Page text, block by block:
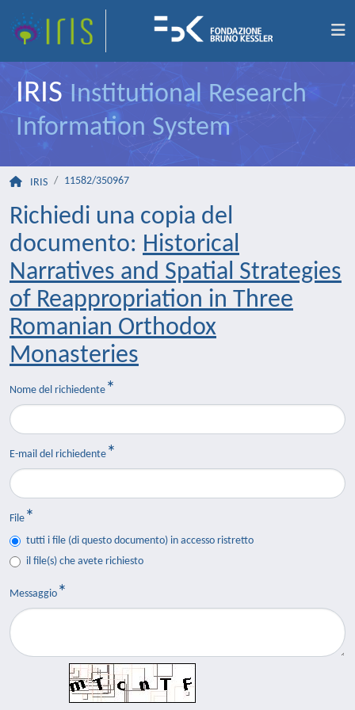
IRIS Institutional Research
Information System
IRIS 11582/350967
Richiedi una copia del
documento: Historical
Narratives and Spatial Strategies
of Reappropriation in Three
Romanian Orthodox
Monasteries
Nome del richiedente
E-mail del richiedente
File
tutti i file (di questo documento) in accesso ristretto
il file(s) che avete richiesto
Messaggio